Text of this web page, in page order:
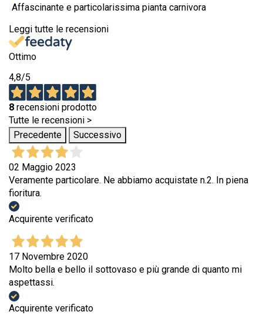
Affascinante e particolarissima pianta carnivora
Leggi tutte le recensioni
Ottimo
4,8/5
8 recensioni prodotto
Tutte le recensioni >
Precedente
Successivo
02 Maggio 2023
Veramente particolare. Ne abbiamo acquistate n.2. In piena
fioritura.
Acquirente verificato
17 Novembre 2020
Molto bella e bello il sottovaso e più grande di quanto mi
aspettassi.
Acquirente verificato